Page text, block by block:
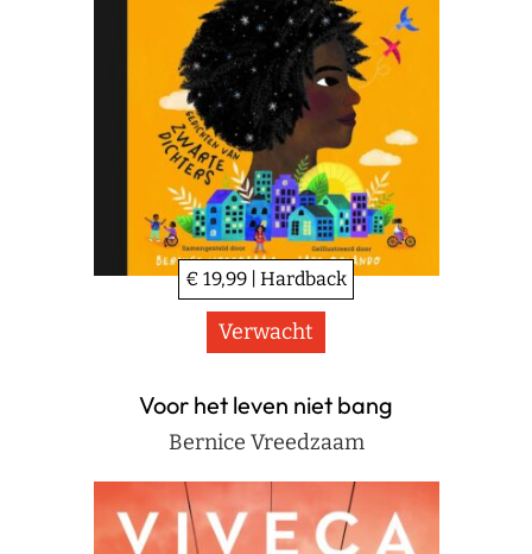
€ 19,99 | Hardback
Verwacht
Voor het leven niet bang
Bernice Vreedzaam